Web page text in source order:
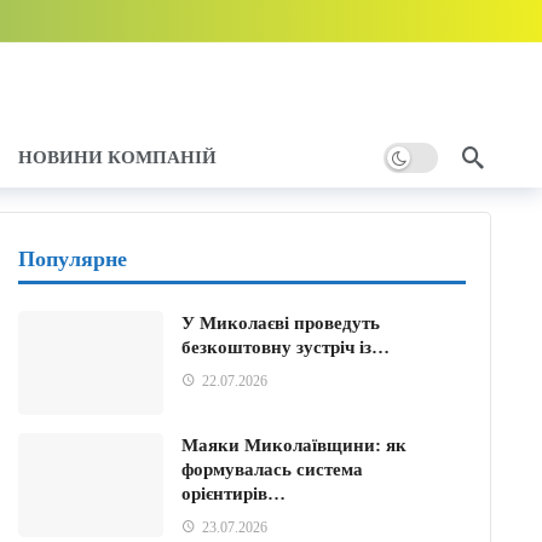
НОВИНИ КОМПАНІЙ
Популярне
У Миколаєві проведуть
безкоштовну зустріч із…
22.07.2026
Маяки Миколаївщини: як
формувалась система
орієнтирів…
23.07.2026